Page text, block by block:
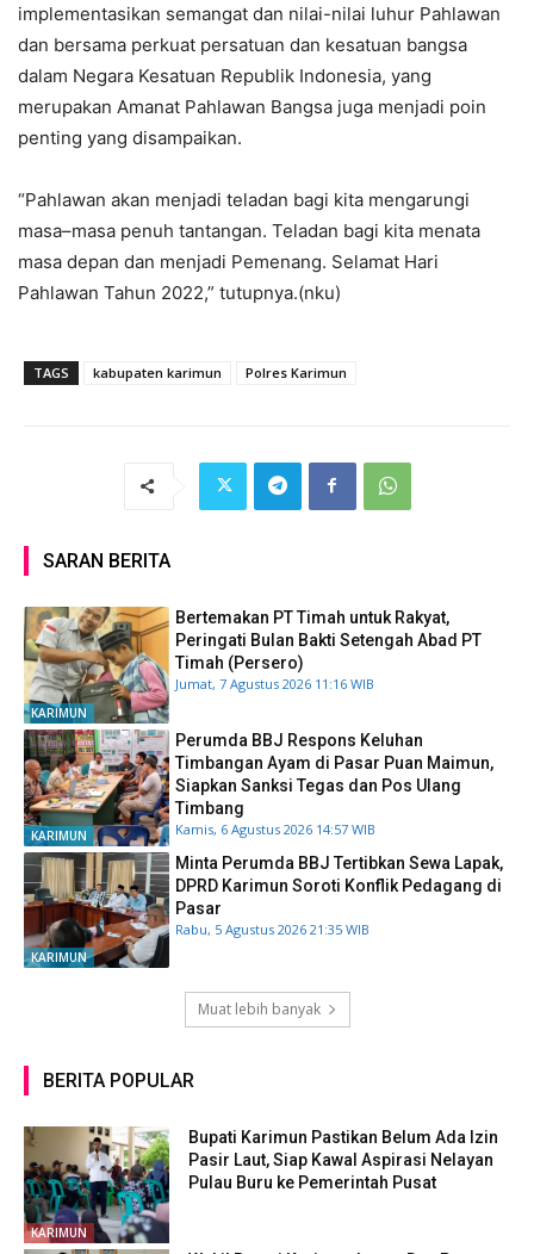
implementasikan semangat dan nilai-nilai luhur Pahlawan
dan bersama perkuat persatuan dan kesatuan bangsa
dalam Negara Kesatuan Republik Indonesia, yang
merupakan Amanat Pahlawan Bangsa juga menjadi poin
penting yang disampaikan.
“Pahlawan akan menjadi teladan bagi kita mengarungi
masa–masa penuh tantangan. Teladan bagi kita menata
masa depan dan menjadi Pemenang. Selamat Hari
Pahlawan Tahun 2022,” tutupnya.(nku)
TAGS kabupaten karimun Polres Karimun
SARAN BERITA
KARIMUN
Bertemakan PT Timah untuk Rakyat,
Peringati Bulan Bakti Setengah Abad PT
Timah (Persero)
Jumat, 7 Agustus 2026 11:16 WIB
KARIMUN
Perumda BBJ Respons Keluhan
Timbangan Ayam di Pasar Puan Maimun,
Siapkan Sanksi Tegas dan Pos Ulang
Timbang
Kamis, 6 Agustus 2026 14:57 WIB
KARIMUN
Minta Perumda BBJ Tertibkan Sewa Lapak,
DPRD Karimun Soroti Konflik Pedagang di
Pasar
Rabu, 5 Agustus 2026 21:35 WIB
Muat lebih banyak
BERITA POPULAR
KARIMUN
Bupati Karimun Pastikan Belum Ada Izin
Pasir Laut, Siap Kawal Aspirasi Nelayan
Pulau Buru ke Pemerintah Pusat